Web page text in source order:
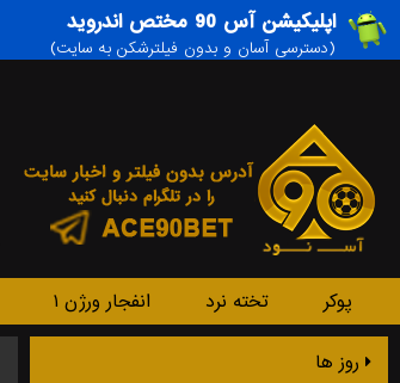
اپلیکیشن آس 90 مختص اندروید
(دسترسی آسان و بدون فیلترشکن به سایت)
پوکر تخته نرد انفجار ورژن ۱
روز ها